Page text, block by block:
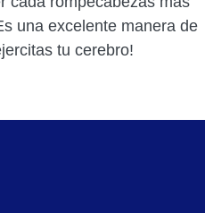
una excelente manera de
tu cerebro!